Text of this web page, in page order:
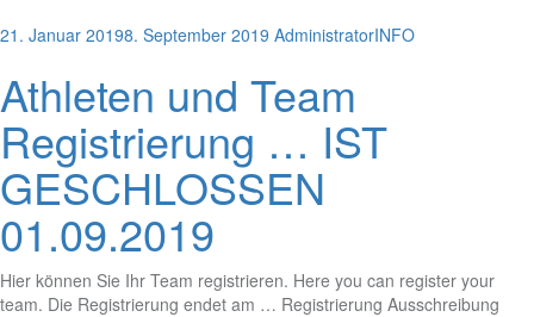
21. Januar 20198. September 2019 AdministratorINFO
Athleten und Team
Registrierung … IST
GESCHLOSSEN
01.09.2019
Hier können Sie Ihr Team registrieren. Here you can register your
team. Die Registrierung endet am … Registrierung Ausschreibung